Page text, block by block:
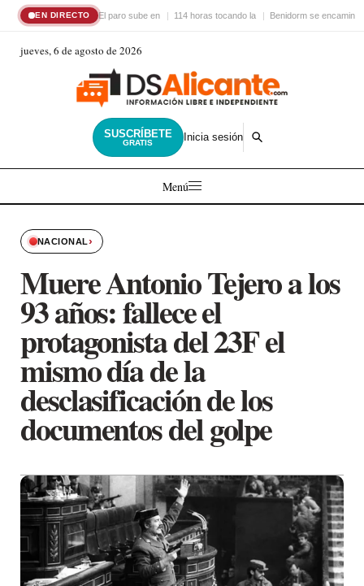
EN DIRECTO El paro sube en 114 horas tocando la Benidorm se encamina
jueves, 6 de agosto de 2026
SUSCRÍBETE
GRATIS Inicia sesión
Menú
NACIONAL›
Muere Antonio Tejero a los
93 años: fallece el
protagonista del 23F el
mismo día de la
desclasificación de los
documentos del golpe